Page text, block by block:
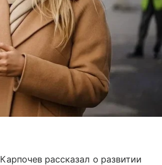
рассказал о развитии